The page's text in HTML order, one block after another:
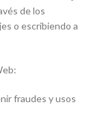
de los
o escribiendo a
fraudes y usos